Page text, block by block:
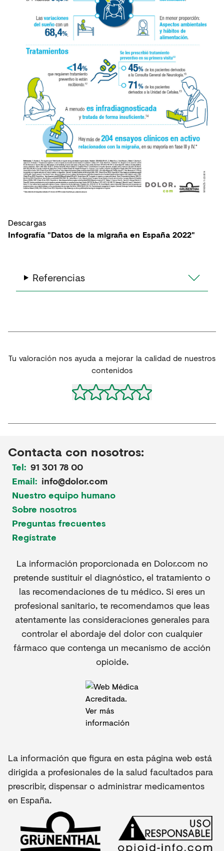
Descargas
Infografía "Datos de la migraña en España 2022"
Referencias
Tu valoración nos ayuda a mejorar la calidad de nuestros
contenidos
Contacta con nosotros:
Tel: 91 301 78 00
Email: info@dolor.com
Nuestro equipo humano
Sobre nosotros
Preguntas frecuentes
Regístrate
La información proporcionada en Dolor.com no
pretende sustituir el diagnóstico, el tratamiento o
las recomendaciones de tu médico. Si eres un
profesional sanitario, te recomendamos que leas
atentamente las consideraciones generales para
controlar el abordaje del dolor con cualquier
fármaco que contenga un mecanismo de acción
opioide.
La información que figura en esta página web está
dirigida a profesionales de la salud facultados para
prescribir, dispensar o administrar medicamentos
en España.